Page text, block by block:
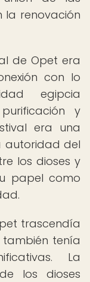
la renovación
de Opet era
con lo
egipcia
y
era una
autoridad del
los dioses y
papel como
trascendía
tenía
La
los dioses